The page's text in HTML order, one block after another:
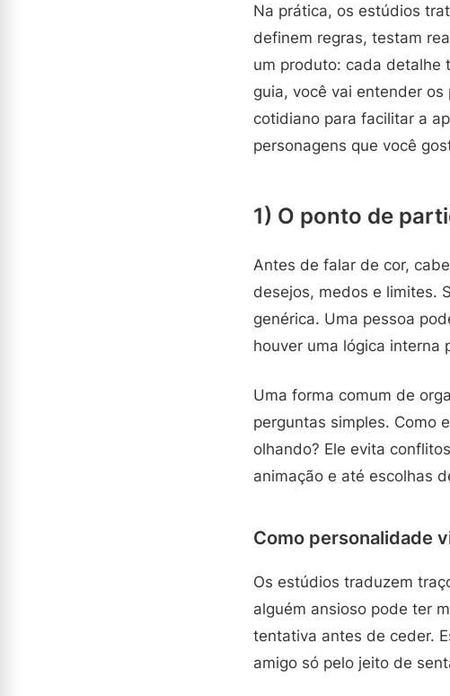
Na prática, os estúdios
definem regras, testam
um produto: cada detalhe
guia, você vai entender
cotidiano para facilitar a
personagens que você
1) O ponto de
Antes de falar de cor,
desejos, medos e limites.
genérica. Uma pessoa
houver uma lógica interna
Uma forma comum de
perguntas simples. Como
olhando? Ele evita
animação e até escolhas
Como personalidade
Os estúdios traduzem
alguém ansioso pode ter
tentativa antes de ceder.
amigo só pelo jeito de